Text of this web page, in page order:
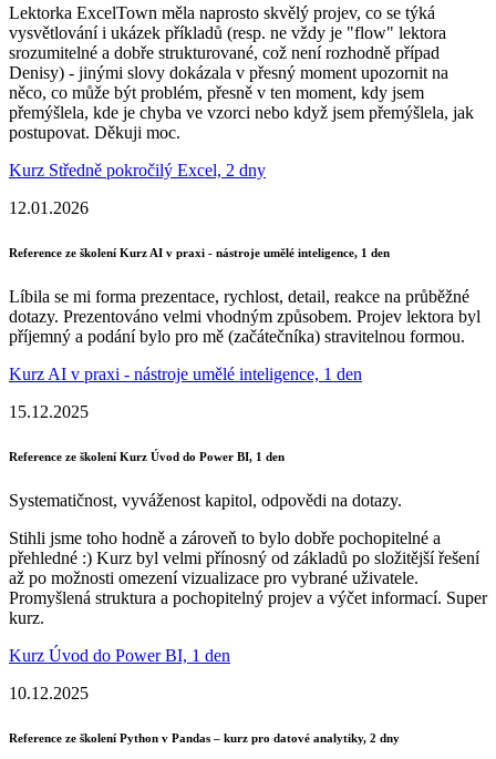
Lektorka ExcelTown měla naprosto skvělý projev, co se týká
vysvětlování i ukázek příkladů (resp. ne vždy je "flow" lektora
srozumitelné a dobře strukturované, což není rozhodně případ
Denisy) - jinými slovy dokázala v přesný moment upozornit na
něco, co může být problém, přesně v ten moment, kdy jsem
přemýšlela, kde je chyba ve vzorci nebo když jsem přemýšlela, jak
postupovat. Děkuji moc.
Kurz Středně pokročilý Excel, 2 dny
12.01.2026
Reference ze školení Kurz AI v praxi - nástroje umělé inteligence, 1 den
Líbila se mi forma prezentace, rychlost, detail, reakce na průběžné
dotazy. Prezentováno velmi vhodným způsobem. Projev lektora byl
příjemný a podání bylo pro mě (začátečníka) stravitelnou formou.
Kurz AI v praxi - nástroje umělé inteligence, 1 den
15.12.2025
Reference ze školení Kurz Úvod do Power BI, 1 den
Systematičnost, vyváženost kapitol, odpovědi na dotazy.
Stihli jsme toho hodně a zároveň to bylo dobře pochopitelné a
přehledné :) Kurz byl velmi přínosný od základů po složitější řešení
až po možnosti omezení vizualizace pro vybrané uživatele.
Promyšlená struktura a pochopitelný projev a výčet informací. Super
kurz.
Kurz Úvod do Power BI, 1 den
10.12.2025
Reference ze školení Python v Pandas – kurz pro datové analytiky, 2 dny